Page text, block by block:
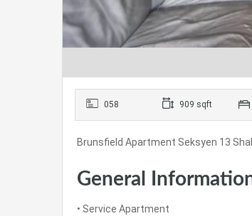
058 909 sqft
Brunsfield Apartment Seksyen 13
General
• Service Apartment